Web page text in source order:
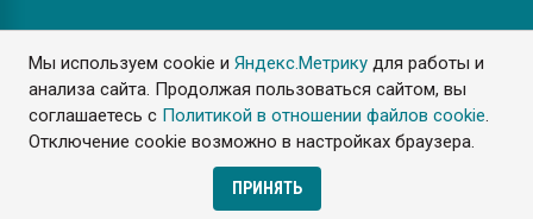
Мы используем cookie иЯндекс.Метрику для работы и
анализа сайта. Продолжая пользоваться сайтом, вы
соглашаетесь с Политикой в отношении файлов cookie.
Отключение cookie возможно в настройках браузера.
ПРИНЯТЬ
ПластЭксперт © 2006. Все права защищены
Разрешается копирование материалов сайта с обязательной
ссылкой на www.e-plastic.ru
Разработка сайта